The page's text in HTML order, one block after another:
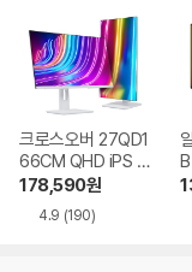
크로스오버 27QD1
66CM QHD iPS U
SB-C 화이트 Ai 멀
티스탠드
178,590원
4.9 (190)